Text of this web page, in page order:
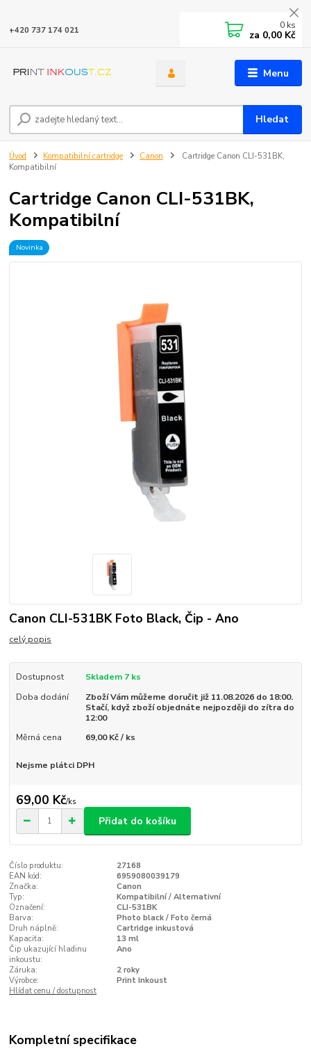
Menu
Hledat
+420 737 174 021 0 ks
za 0,00 Kč
Úvod Kompatibilní cartridge Canon
Cartridge Canon CLI-531BK,
Kompatibilní
Cartridge Canon CLI-531BK,
Kompatibilní
Novinka
Canon CLI-531BK Foto Black, Čip - Ano
celý popis
Dostupnost
Skladem 7 ks
Doba dodání
Zboží Vám můžeme doručit již 11.08.2026 do 18:00.
Stačí, když zboží objednáte nejpozději do zítra do
12:00
Měrná cena
69,00 Kč / ks
Nejsme plátci DPH
69,00 Kč/ks
Přidat do košíku
Číslo produktu:
27168
EAN kód:
6959080039179
Značka:
Canon
Typ:
Kompatibilní / Alternativní
Označení:
CLI-531BK
Barva:
Photo black / Foto černá
Druh náplně:
Cartridge inkustová
Kapacita:
13 ml
Čip ukazující hladinu
inkoustu:
Ano
Záruka:
2 roky
Výrobce:
Print Inkoust
Hlídat cenu / dostupnost
Kompletní specifikace